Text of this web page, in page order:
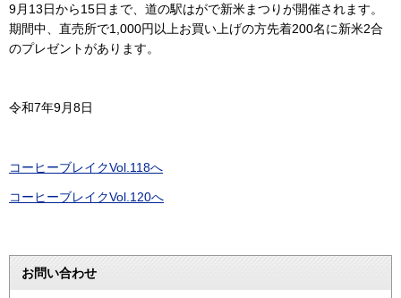
9月13日から15日まで、道の駅はがで新米まつりが開催されます。
期間中、直売所で1,000円以上お買い上げの方先着200名に新米2合
のプレゼントがあります。
令和7年9月8日
コーヒーブレイクVol.118へ
コーヒーブレイクVol.120へ
お問い合わせ